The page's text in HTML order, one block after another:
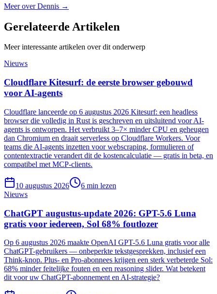
Meer overDennis →
Gerelateerde Artikelen
Meer interessante artikelen over dit onderwerp
Nieuws
Cloudflare Kitesurf: de eerste browser gebouwd
voor AI-agents
Cloudflare lanceerde op 6 augustus 2026 Kitesurf: een headless
browser die volledig in Rust is geschreven en uitsluitend voor AI-
agents is ontworpen. Het verbruikt 3–7× minder CPU en geheugen
dan Chromium en draait serverless op Cloudflare Workers. Voor
teams die AI-agents inzetten voor webscraping, formulieren of
contentextractie verandert dit de kostencalculatie — gratis in beta, en
compatibel met MCP-clients.
10 augustus 2026 6 min lezen
Nieuws
ChatGPT augustus-update 2026: GPT-5.6 Luna
gratis voor iedereen, Sol 68% foutlozer
Op 6 augustus 2026 maakte OpenAI GPT-5.6 Luna gratis voor alle
ChatGPT-gebruikers — onbeperkte tekstgesprekken, inclusief een
Think-knop. Plus- en Pro-abonnees krijgen een sterk verbeterde Sol:
68% minder feitelijke fouten en een reasoning slider. Wat betekent
dit voor uw ChatGPT-abonnement en AI-strategie?